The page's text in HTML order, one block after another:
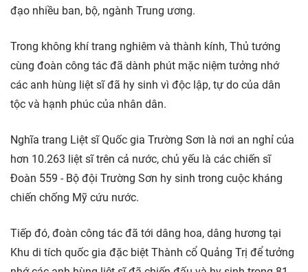
đạo nhiều ban, bộ, ngành Trung ương.
Trong không khí trang nghiêm và thành kính, Thủ tướng
cùng đoàn công tác đã dành phút mặc niệm tưởng nhớ
các anh hùng liệt sĩ đã hy sinh vì độc lập, tự do của dân
tộc và hạnh phúc của nhân dân.
Nghĩa trang Liệt sĩ Quốc gia Trường Sơn là nơi an nghỉ của
hơn 10.263 liệt sĩ trên cả nước, chủ yếu là các chiến sĩ
Đoàn 559 - Bộ đội Trường Sơn hy sinh trong cuộc kháng
chiến chống Mỹ cứu nước.
Tiếp đó, đoàn công tác đã tới dâng hoa, dâng hương tại
Khu di tích quốc gia đặc biệt Thành cổ Quảng Trị để tưởng